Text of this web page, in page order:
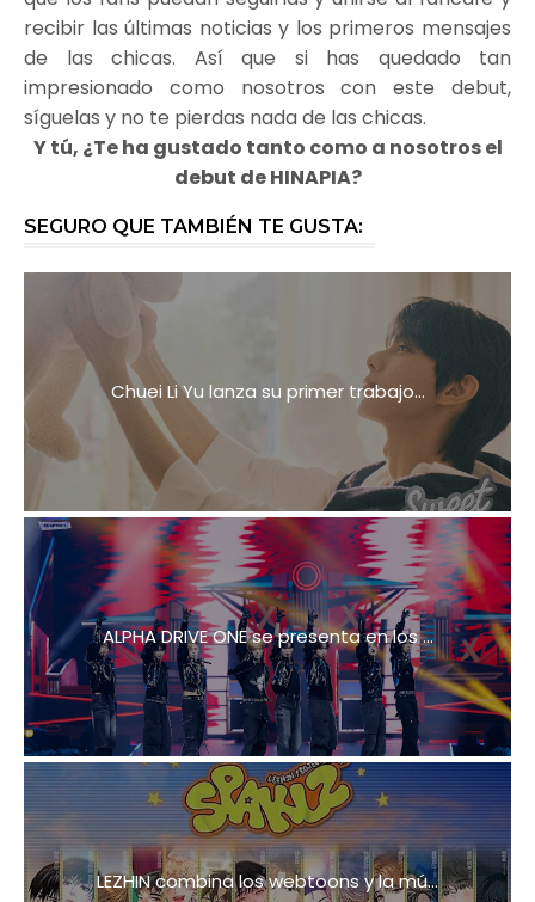
recibir las últimas noticias y los primeros mensajes
de las chicas. Así que si has quedado tan
impresionado como nosotros con este debut,
síguelas y no te pierdas nada de las chicas.
Y tú, ¿Te ha gustado tanto como a nosotros el
debut de HINAPIA?
SEGURO QUE TAMBIÉN TE GUSTA:
Chuei Li Yu lanza su primer trabajo...
ALPHA DRIVE ONE se presenta en los ...
LEZHIN combina los webtoons y la mú...